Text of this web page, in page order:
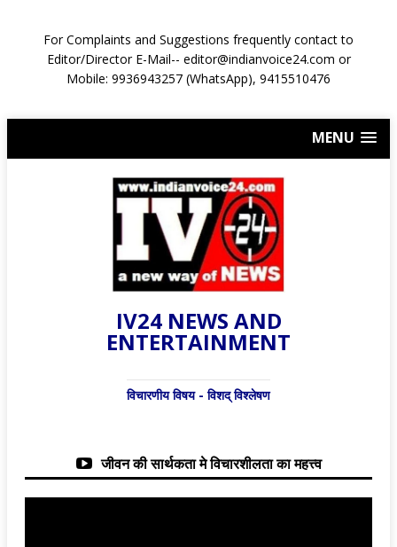
For Complaints and Suggestions frequently contact to
Editor/Director E-Mail-- editor@indianvoice24.com or
Mobile: 9936943257 (WhatsApp), 9415510476
MENU
IV24 NEWS AND
ENTERTAINMENT
विचारणीय विषय - विशद् विश्लेषण
जीवन की सार्थकता मे विचारशीलता का महत्त्व